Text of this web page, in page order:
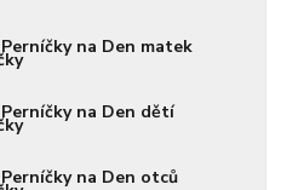
Perníčky na Den matek
Perníčky na Den dětí
Perníčky na Den otců